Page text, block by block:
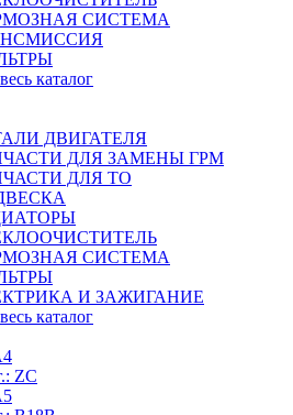
СИСТЕМА
каталог
ДВИГАТЕЛЯ
ДЛЯ ЗАМЕНЫ ГРМ
ДЛЯ ТО
СИСТЕМА
И ЗАЖИГАНИЕ
каталог
ZC